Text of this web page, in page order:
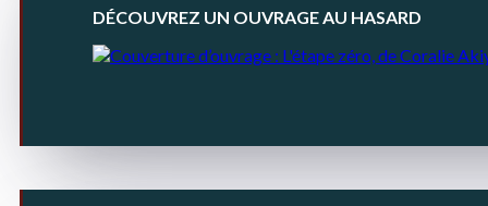
DÉCOUVREZ UN OUVRAGE AU HASARD